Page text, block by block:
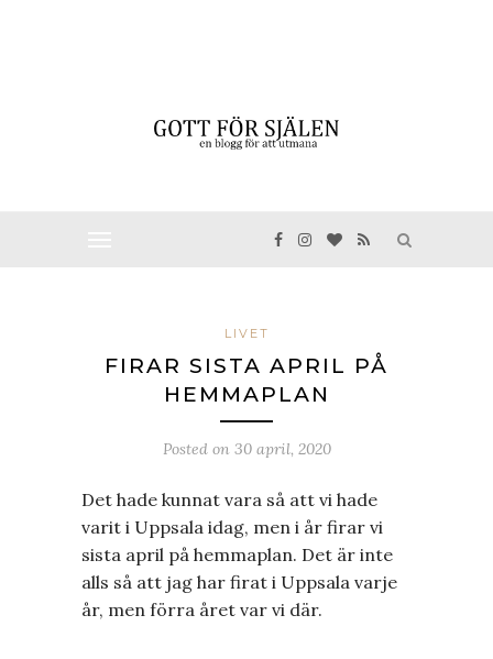
LIVET
FIRAR SISTA APRIL PÅ
HEMMAPLAN
Posted on 30 april, 2020
Det hade kunnat vara så att vi hade
varit i Uppsala idag, men i år firar vi
sista april på hemmaplan. Det är inte
alls så att jag har firat i Uppsala varje
år, men förra året var vi där.